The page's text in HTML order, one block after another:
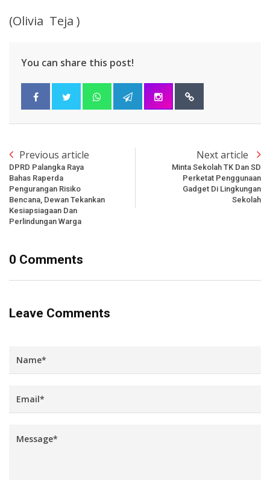
(Olivia Teja )
You can share this post!
Previous article
DPRD Palangka Raya
Bahas Raperda
Pengurangan Risiko
Bencana, Dewan Tekankan
Kesiapsiagaan Dan
Perlindungan Warga
Next article
Minta Sekolah TK Dan SD
Perketat Penggunaan
Gadget Di Lingkungan
Sekolah
0 Comments
Leave Comments